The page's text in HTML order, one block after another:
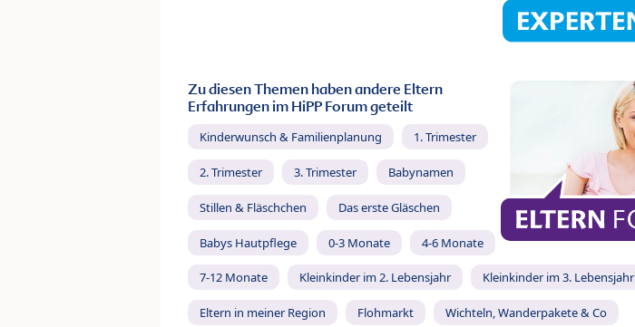
Zu diesen Themen haben andere Eltern
Erfahrungen im HiPP Forum geteilt
Kinderwunsch & Familienplanung 1. Trimester
2. Trimester 3. Trimester Babynamen
Stillen & Fläschchen Das erste Gläschen
Babys Hautpflege 0-3 Monate 4-6 Monate
7-12 Monate Kleinkinder im 2. Lebensjahr Kleinkinder im 3. Lebensjahr
Eltern in meiner Region Flohmarkt Wichteln, Wanderpakete & Co